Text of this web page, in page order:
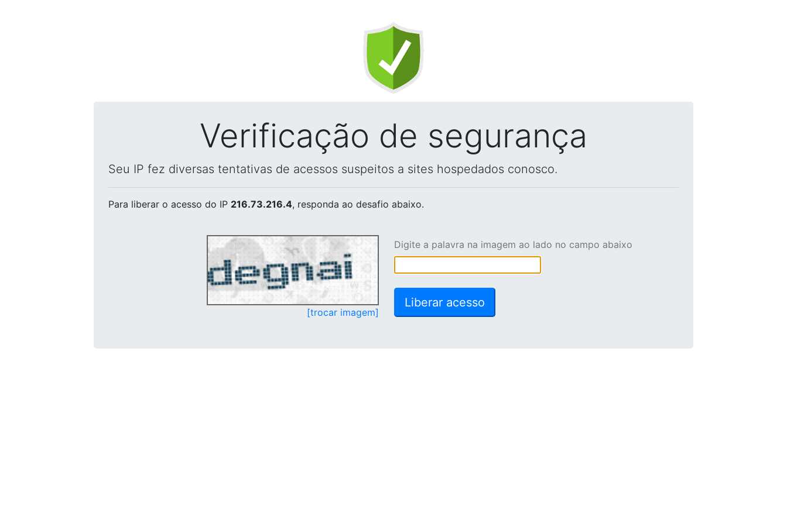
Verificação de segurança
Seu IP fez diversas tentativas de acessos suspeitos a sites hospedados conosco.
Para liberar o acesso do IP 216.73.216.4, responda ao desafio abaixo.
[trocar imagem]
Digite a palavra na imagem ao lado no campo abaixo